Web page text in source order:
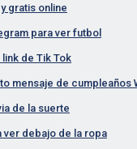
gratis online
para ver futbol
de Tik Tok
mensaje de cumpleaños
de la suerte
ver debajo de la ropa